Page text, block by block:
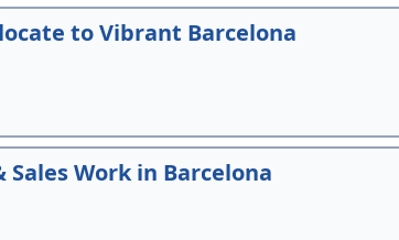
to Vibrant Barcelona
Work in Barcelona